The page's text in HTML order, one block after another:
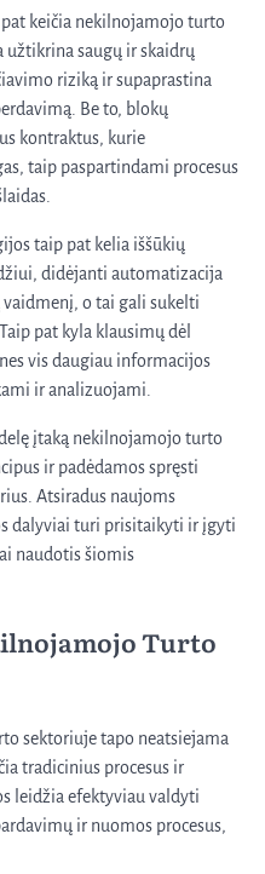
keičia nekilnojamojo turto
saugų ir skaidrų
riziką ir supaprastina
Be to, blokų
kontraktus, kurie
taip paspartindami procesus
taip pat kelia iššūkių
didėjanti automatizacija
o tai gali sukelti
pat kyla klausimų dėl
vis daugiau informacijos
ir analizuojami.
įtaką nekilnojamojo turto
ir padėdamos spręsti
Atsiradus naujoms
dalyviai turi prisitaikyti ir įgyti
naudotis šiomis
Turto
sektoriuje tapo neatsiejama
tradicinius procesus ir
leidžia efektyviau valdyti
ir nuomos procesus,